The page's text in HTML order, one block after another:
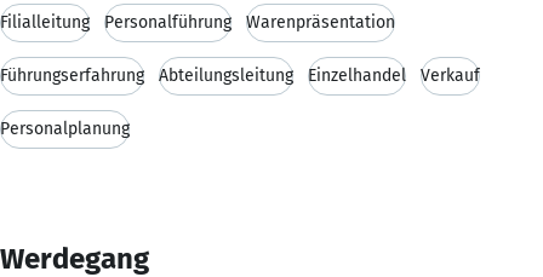
Filialleitung Personalführung Warenpräsentation
Führungserfahrung Abteilungsleitung Einzelhandel Verkauf
Personalplanung
Werdegang